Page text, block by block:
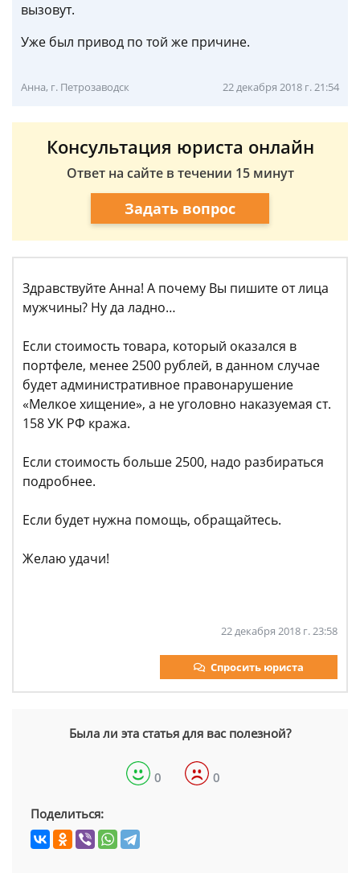
вызовут.
Уже был привод по той же причине.
Анна, г. Петрозаводск 22 декабря 2018 г. 21:54
Консультация юриста онлайн
Ответ на сайте в течении 15 минут
Задать вопрос
Здравствуйте Анна! А почему Вы пишите от лица
мужчины? Ну да ладно…
Если стоимость товара, который оказался в
портфеле, менее 2500 рублей, в данном случае
будет административное правонарушение
«Мелкое хищение», а не уголовно наказуемая ст.
158 УК РФ кража.
Если стоимость больше 2500, надо разбираться
подробнее.
Если будет нужна помощь, обращайтесь.
Желаю удачи!
22 декабря 2018 г. 23:58
Спросить юриста
Была ли эта статья для вас полезной?
0 0
Поделиться: